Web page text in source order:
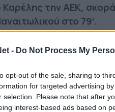
- Do Not Process My
opt-out of the sale, sharing to
for targeted advertising
selection. Please note that after
interest-based ads based on
την ΑΕΚ,
στο 79′.
άρθρα μας στα αποτελέσματα
on Google